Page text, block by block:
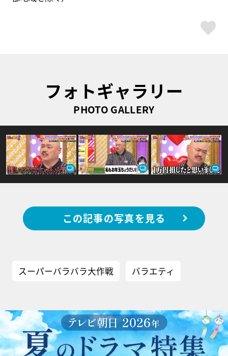
フォトギャラリー
PHOTO GALLERY
この記事の写真を見る
スーパーバラバラ大作戦 バラエティ